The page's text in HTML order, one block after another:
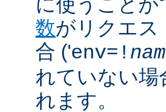
数がリクエス
合 ('env=!
れていない場
れます。